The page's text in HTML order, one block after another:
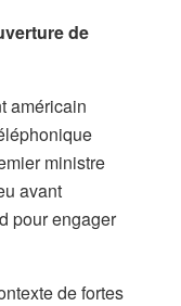
de
américain
ministre
avant
pour engager
de fortes